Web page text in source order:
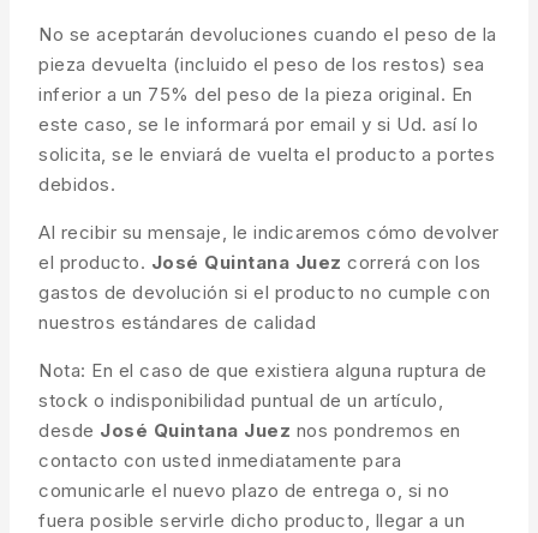
No se aceptarán devoluciones cuando el peso de la
pieza devuelta (incluido el peso de los restos) sea
inferior a un 75% del peso de la pieza original. En
este caso, se le informará por email y si Ud. así lo
solicita, se le enviará de vuelta el producto a portes
debidos.
Al recibir su mensaje, le indicaremos cómo devolver
el producto. José Quintana Juez correrá con los
gastos de devolución si el producto no cumple con
nuestros estándares de calidad
Nota: En el caso de que existiera alguna ruptura de
stock o indisponibilidad puntual de un artículo,
desde José Quintana Juez nos pondremos en
contacto con usted inmediatamente para
comunicarle el nuevo plazo de entrega o, si no
fuera posible servirle dicho producto, llegar a un